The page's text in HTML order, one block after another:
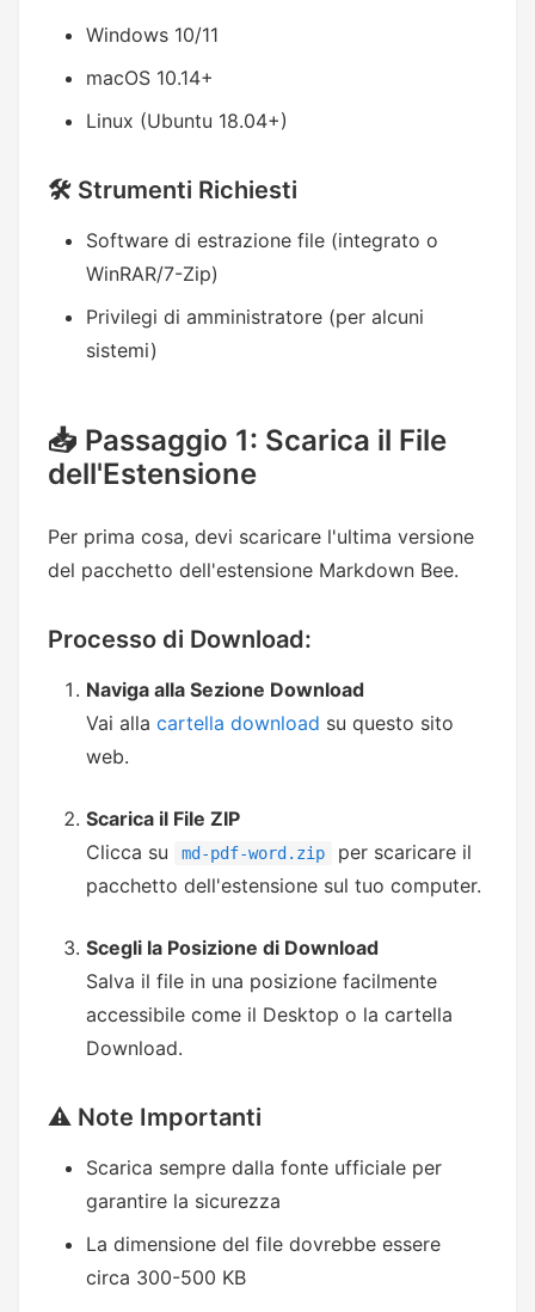
Windows 10/11
macOS 10.14+
Linux (Ubuntu 18.04+)
🛠️ Strumenti Richiesti
Software di estrazione file (integrato o
WinRAR/7-Zip)
Privilegi di amministratore (per alcuni
sistemi)
📥 Passaggio 1: Scarica il File
dell'Estensione
Per prima cosa, devi scaricare l'ultima versione
del pacchetto dell'estensione Markdown Bee.
Processo di Download:
Naviga alla Sezione Download
Vai alla cartella download su questo sito
web.
Scarica il File ZIP
Clicca su
md-pdf-word.zip
per scaricare il
pacchetto dell'estensione sul tuo computer.
Scegli la Posizione di Download
Salva il file in una posizione facilmente
accessibile come il Desktop o la cartella
Download.
⚠️ Note Importanti
Scarica sempre dalla fonte ufficiale per
garantire la sicurezza
La dimensione del file dovrebbe essere
circa 300-500 KB